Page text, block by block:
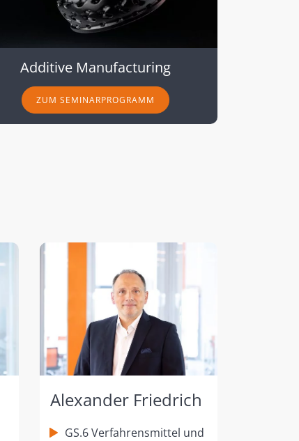
Additive Manufacturing
ZUM SEMINARPROGRAMM
Alexander Friedrich
GS.6 Verfahrensmittel und